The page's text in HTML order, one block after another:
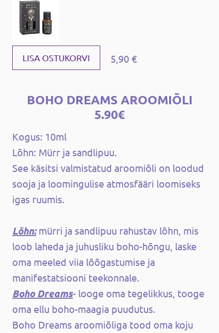
LISA OSTUKORVI 5,90 €
BOHO DREAMS AROOMIÕLI
5.90€
Kogus: 10ml
Lõhn: Mürr ja sandlipuu.
See käsitsi valmistatud aroomiõli on loodud
sooja ja loomingulise atmosfääri loomiseks
igas ruumis.
Lõhn:mürri ja sandlipuu rahustav lõhn, mis
loob laheda ja juhusliku boho-hõngu, laske
oma meeled viia lõõgastumise ja
manifestatsiooni teekonnale.
Boho Dreams- looge oma tegelikkus, tooge
oma ellu boho-maagia puudutus.
Boho Dreams aroomiõliga tood oma koju